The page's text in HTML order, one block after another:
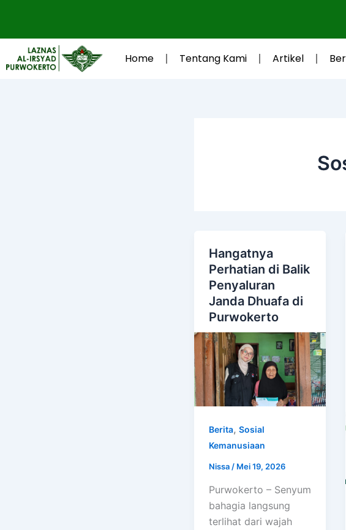
konten
Home Tentang Kami Artikel
Hangatnya
Perhatian di Balik
Penyaluran
Janda Dhuafa di
Purwokerto
Berita, Sosial
Kemanusiaan
Nissa / Mei 19, 2026
Purwokerto – Senyum
bahagia langsung
terlihat dari wajah